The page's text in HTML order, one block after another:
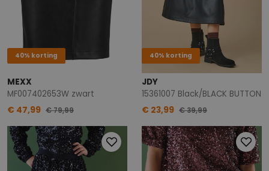
40% korting
MEXX
MF007402653W zwart
€ 47,99 € 79,99
40% korting
JDY
15361007 Black/BLACK BUTTON
€ 23,99 € 39,99